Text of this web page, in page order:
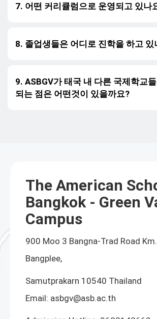
7. 어떤 커리큘럼으로 운영되고 있나
8. 졸업생들은 어디로 진학을 하고 있
9. ASBGV가 태국 내 다른 국제학교
되는 점은 어떤것이 있을까요?
The American
Bangkok - Green
Campus
900 Moo 3 Bangna-Trad Road
Bangplee,
Samutprakarn 10540 Thailand
Email: asbgv@asb.ac.th